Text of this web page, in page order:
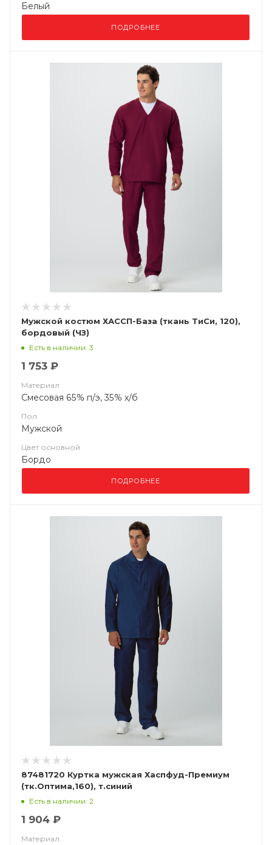
Белый
ПОДРОБНЕЕ
Мужской костюм ХАССП-База (ткань ТиСи, 120),
бордовый (ЧЗ)
Есть в наличии: 3
1 753 ₽
Материал
Смесовая 65% п/э, 35% х/б
Пол
Мужской
Цвет основной
Бордо
ПОДРОБНЕЕ
87481720 Куртка мужская Хаспфуд-Премиум
(тк.Оптима,160), т.синий
Есть в наличии: 2
1 904 ₽
Материал